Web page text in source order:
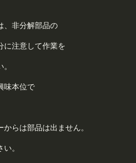
、非分解部品の
に注意して作業を
味本位で
らは部品は出ません。
。